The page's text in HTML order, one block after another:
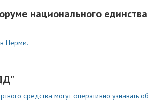
национального единства
Перми.
средства могут оперативно узнавать об